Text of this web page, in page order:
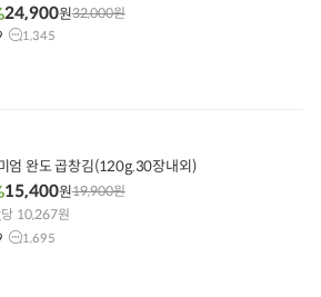
24,900원32,000원
1,345
엄 완도 곱창김(120g.30장내외)
15,400원19,900원
10,267원
1,695